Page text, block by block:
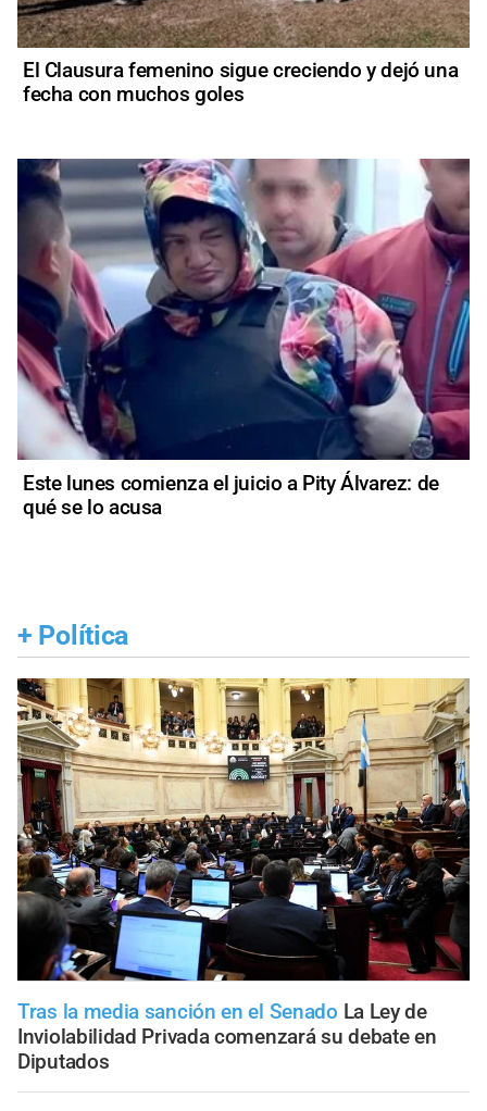
El Clausura femenino sigue creciendo y dejó una
fecha con muchos goles
Este lunes comienza el juicio a Pity Álvarez: de
qué se lo acusa
+ Política
Tras la media sanción en el Senado La Ley de
Inviolabilidad Privada comenzará su debate en
Diputados